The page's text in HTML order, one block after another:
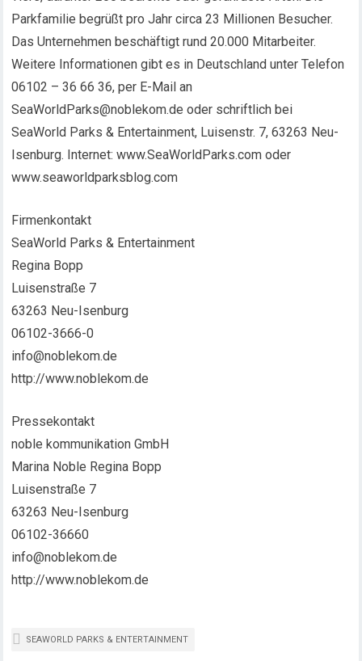
Parkfamilie begrüßt pro Jahr circa 23 Millionen Besucher.
Das Unternehmen beschäftigt rund 20.000 Mitarbeiter.
Weitere Informationen gibt es in Deutschland unter Telefon
06102 – 36 66 36, per E-Mail an
SeaWorldParks@noblekom.de oder schriftlich bei
SeaWorld Parks & Entertainment, Luisenstr. 7, 63263 Neu-
Isenburg. Internet: www.SeaWorldParks.com oder
www.seaworldparksblog.com
Firmenkontakt
SeaWorld Parks & Entertainment
Regina Bopp
Luisenstraße 7
63263 Neu-Isenburg
06102-3666-0
info@noblekom.de
http://www.noblekom.de
Pressekontakt
noble kommunikation GmbH
Marina Noble Regina Bopp
Luisenstraße 7
63263 Neu-Isenburg
06102-36660
info@noblekom.de
http://www.noblekom.de
SEAWORLD PARKS & ENTERTAINMENT